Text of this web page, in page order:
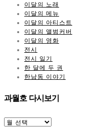
이달의 노래
이달의 메뉴
이달의 아티스트
이달의 앨범커버
이달의 영화
전시
전시 일기
한 달에 두 권
한남동 이야기
과월호 다시보기
과